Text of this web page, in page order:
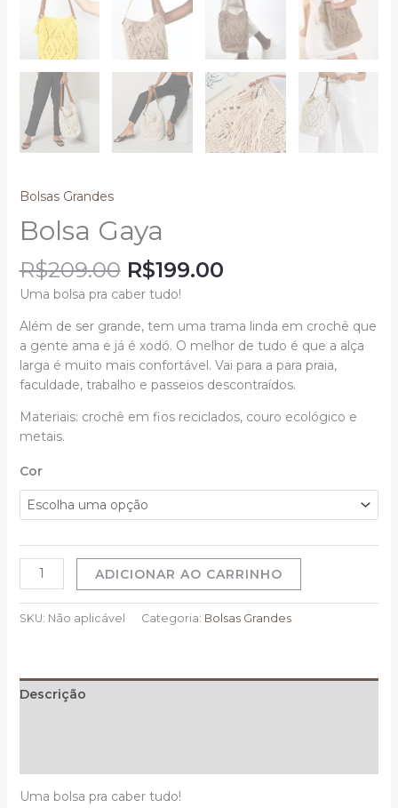
Bolsas Grandes
Bolsa Gaya
R$209.00 R$199.00
Uma bolsa pra caber tudo!
Além de ser grande, tem uma trama linda em crochê que
a gente ama e já é xodó. O melhor de tudo é que a alça
larga é muito mais confortável. Vai para a para praia,
faculdade, trabalho e passeiosdescontraídos.
Materiais: crochê em fios reciclados, couro ecológico e
metais.
Cor
ADICIONAR AO CARRINHO
SKU: Não aplicável Categoria: Bolsas Grandes
Descrição
Uma bolsa pra caber tudo!